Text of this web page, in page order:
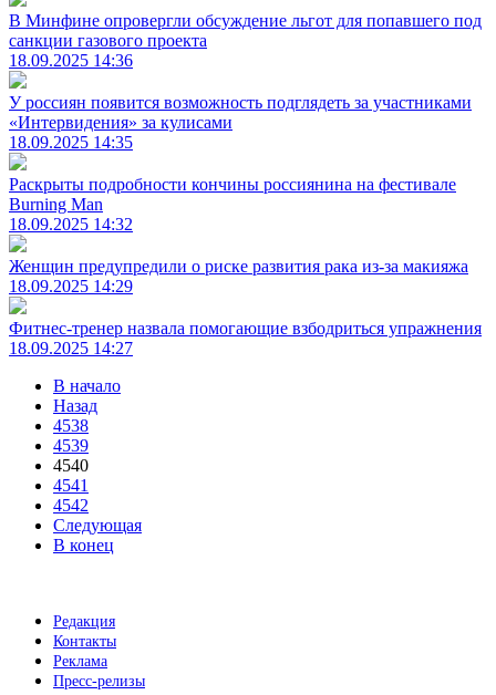
В Минфине опровергли обсуждение льгот для попавшего под
санкции газового проекта
18.09.2025 14:36
У россиян появится возможность подглядеть за участниками
«Интервидения» за кулисами
18.09.2025 14:35
Раскрыты подробности кончины россиянина на фестивале
Burning Man
18.09.2025 14:32
Женщин предупредили о риске развития рака из-за макияжа
18.09.2025 14:29
Фитнес-тренер назвала помогающие взбодриться упражнения
18.09.2025 14:27
В начало
Назад
4538
4539
4540
4541
4542
Следующая
В конец
Редакция
Контакты
Реклама
Пресс-релизы